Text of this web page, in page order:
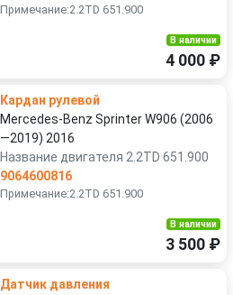
Примечание:2.2TD 651.900
В наличии
4 000 ₽
Кардан рулевой
Mercedes-Benz Sprinter W906 (2006
—2019) 2016
Название двигателя 2.2TD 651.900
9064600816
Примечание:2.2TD 651.900
В наличии
3 500 ₽
Датчик давления